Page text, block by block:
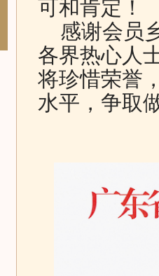
可和肯定！
感谢会员
各界热心人
将珍惜荣誉
水平，争取